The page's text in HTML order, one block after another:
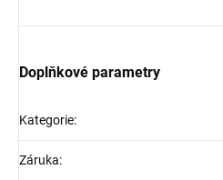
Doplňkové parametry
Kategorie:
Záruka: